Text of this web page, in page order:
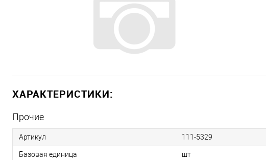
ХАРАКТЕРИСТИКИ:
Прочие
Артикул 111-5329
Базовая единица шт